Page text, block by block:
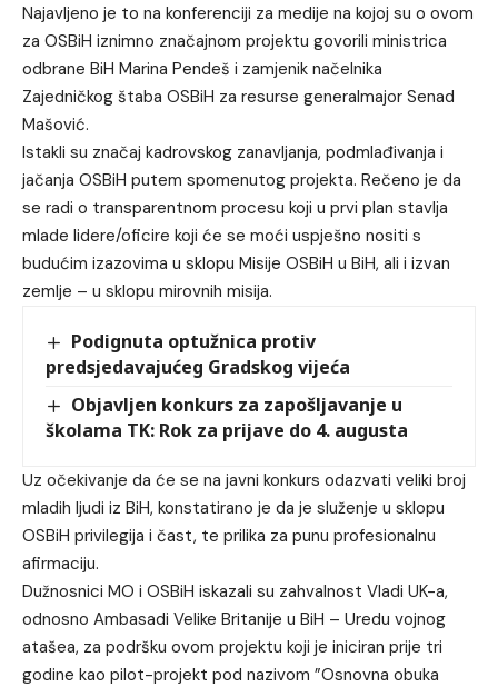
Najavljeno je to na konferenciji za medije na kojoj su o ovom
za OSBiH iznimno značajnom projektu govorili ministrica
odbrane BiH Marina Pendeš i zamjenik načelnika
Zajedničkog štaba OSBiH za resurse generalmajor Senad
Mašović.
Istakli su značaj kadrovskog zanavljanja, podmlađivanja i
jačanja OSBiH putem spomenutog projekta. Rečeno je da
se radi o transparentnom procesu koji u prvi plan stavlja
mlade lidere/oficire koji će se moći uspješno nositi s
budućim izazovima u sklopu Misije OSBiH u BiH, ali i izvan
zemlje – u sklopu mirovnih misija.
Podignuta optužnica protiv
predsjedavajućeg Gradskog vijeća
Objavljen konkurs za zapošljavanje u
školama TK: Rok za prijave do 4. augusta
Uz očekivanje da će se na javni konkurs odazvati veliki broj
mladih ljudi iz BiH, konstatirano je da je služenje u sklopu
OSBiH privilegija i čast, te prilika za punu profesionalnu
afirmaciju.
Dužnosnici MO i OSBiH iskazali su zahvalnost Vladi UK-a,
odnosno Ambasadi Velike Britanije u BiH – Uredu vojnog
atašea, za podršku ovom projektu koji je iniciran prije tri
godine kao pilot-projekt pod nazivom ”Osnovna obuka